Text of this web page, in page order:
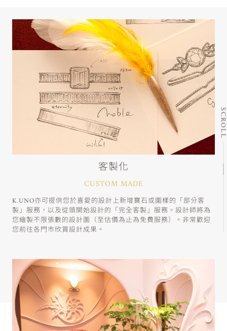
客製化
CUSTOM MADE
K.UNO亦可提供您於喜愛的設計上新增寶石或圖樣的「部分客
製」服務，以及從頭開始設計的「完全客製」服務。設計師將為
您繪製不限張數的設計圖（至估價為止為免費服務）。非常歡迎
您前往各門市欣賞設計成果。